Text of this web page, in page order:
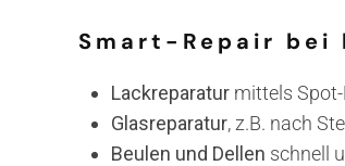
Smart-Repair
Lackreparatur mittels
Glasreparatur, z.B. nach
Beulen und Dellen schnell